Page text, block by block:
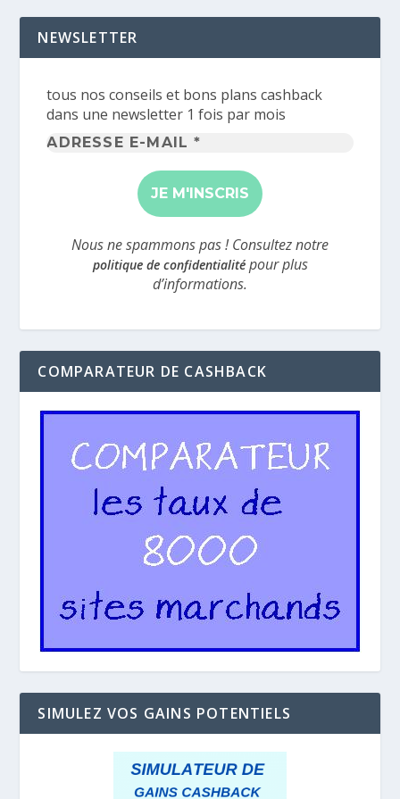
NEWSLETTER
tous nos conseils et bons plans cashback
dans une newsletter 1 fois par mois
Adresse
mail
*
Nous ne spammons pas ! Consultez notre
politique de confidentialitépour plus
d’informations.
COMPARATEUR DE CASHBACK
SIMULEZ VOS GAINS POTENTIELS